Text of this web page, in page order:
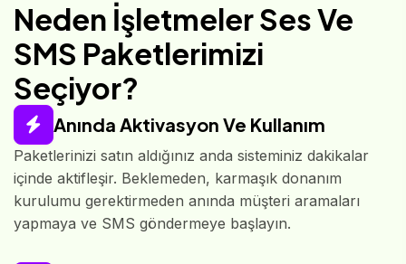
Neden İşletmeler Ses Ve
SMS Paketlerimizi
Seçiyor?
Anında Aktivasyon Ve Kullanım
Paketlerinizi satın aldığınız anda sisteminiz dakikalar
içinde aktifleşir. Beklemeden, karmaşık donanım
kurulumu gerektirmeden anında müşteri aramaları
yapmaya ve SMS göndermeye başlayın.